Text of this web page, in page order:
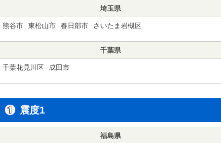
埼玉県
熊谷市 東松山市 春日部市 さいたま岩槻区
千葉県
千葉花見川区 成田市
震度1
福島県